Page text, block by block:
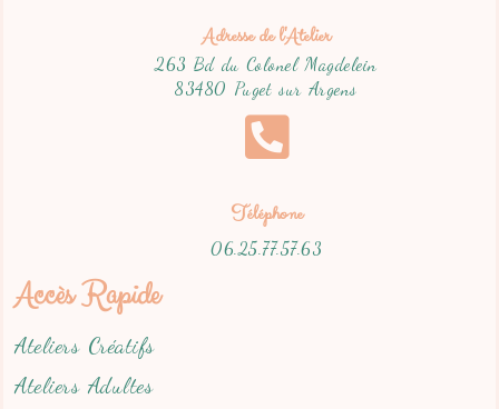
Adresse de l'Atelier
263 Bd du Colonel Magdelein
83480 Puget sur Argens
Téléphone
06.25.77.57.63
Accès Rapide
Ateliers Créatifs
Ateliers Adultes